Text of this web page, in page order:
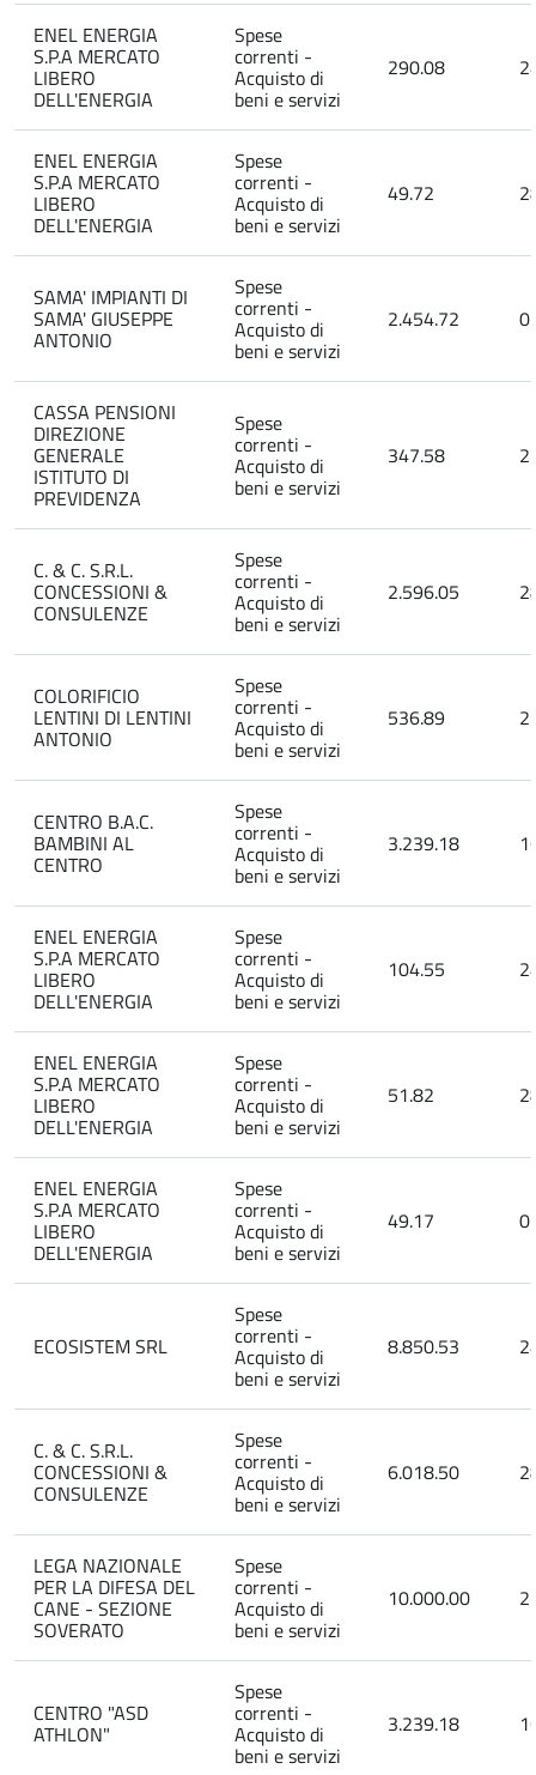
ENEL ENERGIA
S.P.A MERCATO
LIBERO
DELL'ENERGIA
Spese
correnti -
Acquisto di
beni e servizi
290.08
ENEL ENERGIA
S.P.A MERCATO
LIBERO
DELL'ENERGIA
Spese
correnti -
Acquisto di
beni e servizi
49.72
SAMA' IMPIANTI DI
SAMA' GIUSEPPE
ANTONIO
Spese
correnti -
Acquisto di
beni e servizi
2.454.72
CASSA PENSIONI
DIREZIONE
GENERALE
ISTITUTO DI
PREVIDENZA
Spese
correnti -
Acquisto di
beni e servizi
347.58
C. & C. S.R.L.
CONCESSIONI &
CONSULENZE
Spese
correnti -
Acquisto di
beni e servizi
2.596.05
COLORIFICIO
LENTINI DI LENTINI
ANTONIO
Spese
correnti -
Acquisto di
beni e servizi
536.89
CENTRO B.A.C.
BAMBINI AL
CENTRO
Spese
correnti -
Acquisto di
beni e servizi
3.239.18
ENEL ENERGIA
S.P.A MERCATO
LIBERO
DELL'ENERGIA
Spese
correnti -
Acquisto di
beni e servizi
104.55
ENEL ENERGIA
S.P.A MERCATO
LIBERO
DELL'ENERGIA
Spese
correnti -
Acquisto di
beni e servizi
51.82
ENEL ENERGIA
S.P.A MERCATO
LIBERO
DELL'ENERGIA
Spese
correnti -
Acquisto di
beni e servizi
49.17
ECOSISTEM SRL
Spese
correnti -
Acquisto di
beni e servizi
8.850.53
C. & C. S.R.L.
CONCESSIONI &
CONSULENZE
Spese
correnti -
Acquisto di
beni e servizi
6.018.50
LEGA NAZIONALE
PER LA DIFESA DEL
CANE - SEZIONE
SOVERATO
Spese
correnti -
Acquisto di
beni e servizi
10.000.00
CENTRO "ASD
ATHLON"
Spese
correnti -
Acquisto di
beni e servizi
3.239.18